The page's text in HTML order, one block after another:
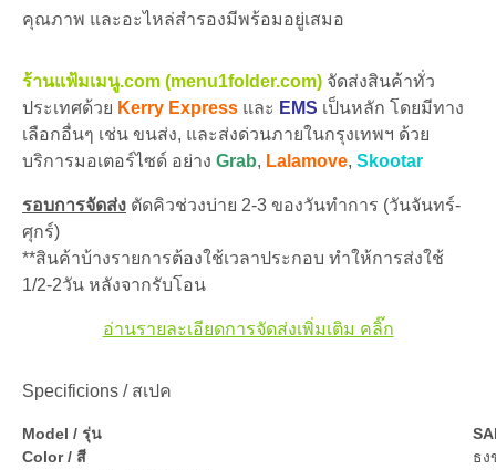
คุณภาพ และอะไหล่สำรองมีพร้อมอยู่เสมอ
ร้านแฟ้มเมนู.com (menu1folder.com) จัดส่งสินค้าทั่ว
ประเทศด้วย Kerry Express และ EMS เป็นหลัก โดยมีทาง
เลือกอื่นๆ เช่น ขนส่ง, และส่งด่วนภายในกรุงเทพฯ ด้วย
บริการมอเตอร์ไซด์ อย่าง Grab, Lalamove, Skootar
รอบการจัดส่ง ตัดคิวช่วงบ่าย 2-3 ของวันทำการ (วันจันทร์-
ศุกร์)
**สินค้าบ้างรายการต้องใช้เวลาประกอบ ทำให้การส่งใช้
1/2-2วัน หลังจากรับโอน
อ่านรายละเอียดการจัดส่งเพิ่มเติม คลิ๊ก
Specificions / สเปค
Model / รุ่น
Color / สี
ธง